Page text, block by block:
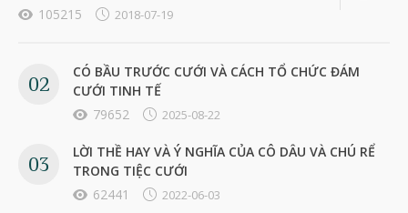
105215 2018-07-19
CÓ BẦU TRƯỚC CƯỚI VÀ CÁCH TỔ CHỨC ĐÁM
CƯỚI TINH TẾ
79652
2025-08-22
LỜI THỀ HAY VÀ Ý NGHĨA CỦA CÔ DÂU VÀ CHÚ RỂ
TRONG TIỆC CƯỚI
62441
2022-06-03